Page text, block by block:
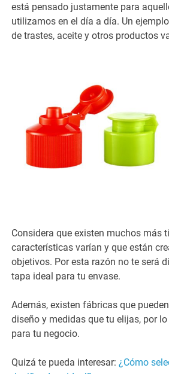
está pensado justamente para
utilizamos en el día a día. Un
de trastes, aceite y otros productos
Considera que existen muchos más
características varían y que están
objetivos. Por esta razón no te será
tapa ideal para tu envase.
Además, existen fábricas que
diseño y medidas que tu elijas, por
para tu negocio.
Quizá te pueda interesar:¿Cómo